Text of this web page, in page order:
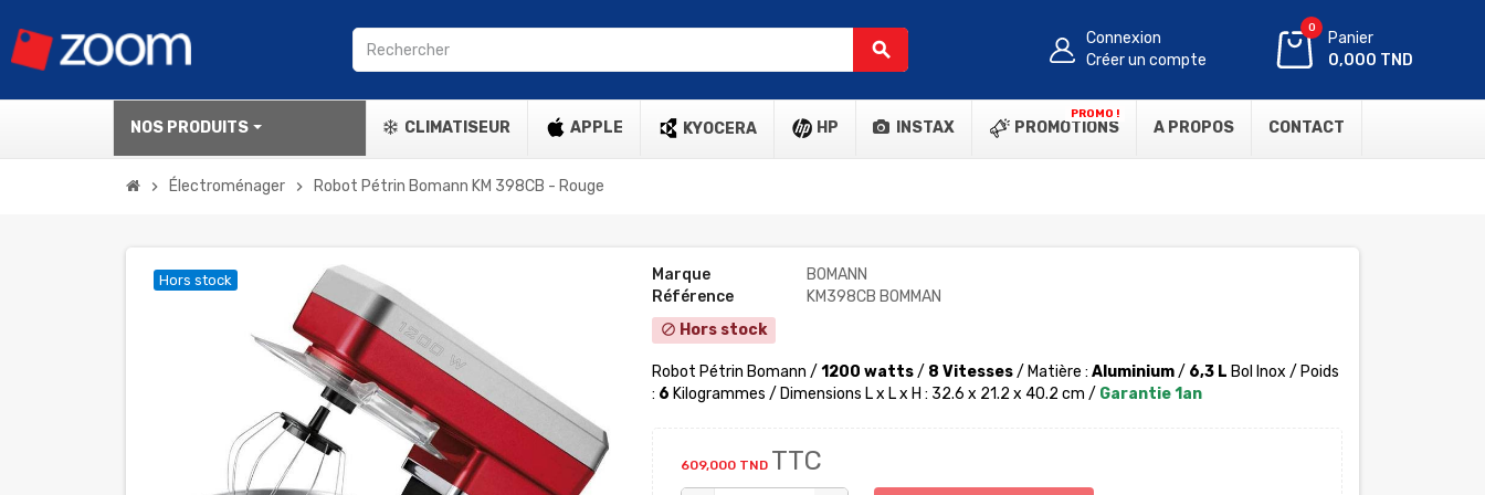
search
Connexion
Créer un compte
0
Panier
0,000 TND
NOS PRODUITS CLIMATISEUR APPLE KYOCERA HP INSTAX PROMOTIONS
PROMO !
A PROPOS CONTACT
chevron_right Électroménager chevron_right Robot Pétrin Bomann KM 398CB - Rouge
Hors stock Marque
BOMANN
Référence
KM398CB BOMMAN
block Hors stock
Robot Pétrin Bomann / 1200 watts/ 8 Vitesses/ Matière : Aluminium/ 6,3 L Bol Inox / Poids
: 6 Kilogrammes / Dimensions L x L x H : 32.6 x 21.2 x 40.2 cm / Garantie 1an
609,000 TND TTC